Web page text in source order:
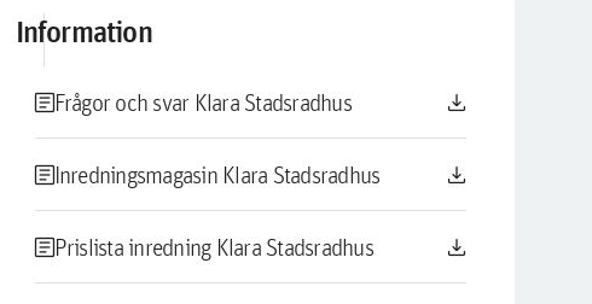
Information
articleFrågor och svar Klara Stadsradhus download
articleInredningsmagasin Klara Stadsradhus download
articlePrislista inredning Klara Stadsradhus download